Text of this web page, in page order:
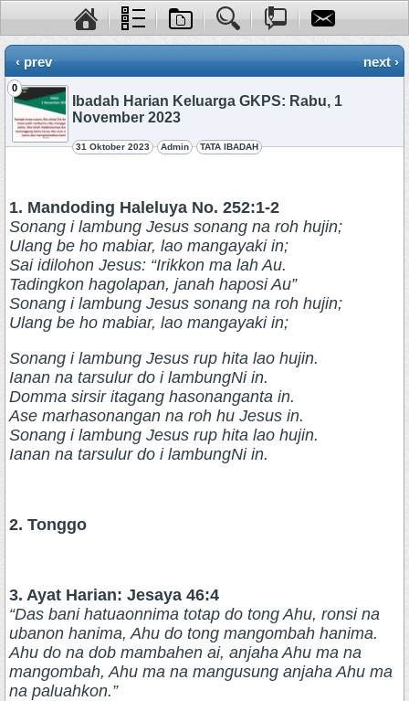
‹ prev next ›
0
Ibadah Harian Keluarga GKPS: Rabu, 1
November 2023
31 Oktober 2023 Admin TATA IBADAH
1. Mandoding Haleluya No. 252:1-2
Sonang i lambung Jesus sonang na roh hujin;
Ulang be ho mabiar, lao mangayaki in;
Sai idilohon Jesus: “Irikkon ma lah Au.
Tadingkon hagolapan, janah haposi Au”
Sonang i lambung Jesus sonang na roh hujin;
Ulang be ho mabiar, lao mangayaki in;
Sonang i lambung Jesus rup hita lao hujin.
Ianan na tarsulur do i lambungNi in.
Domma sirsir itagang hasonanganta in.
Ase marhasonangan na roh hu Jesus in.
Sonang i lambung Jesus rup hita lao hujin.
Ianan na tarsulur do i lambungNi in.
2. Tonggo
3. Ayat Harian: Jesaya 46:4
“Das bani hatuaonnima totap do tong Ahu, ronsi na
ubanon hanima, Ahu do tong mangombah hanima.
Ahu do na dob mambahen ai, anjaha Ahu ma na
mangombah, Ahu ma na mangusung anjaha Ahu ma
na paluahkon.”